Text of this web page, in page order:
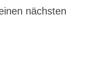
nächsten